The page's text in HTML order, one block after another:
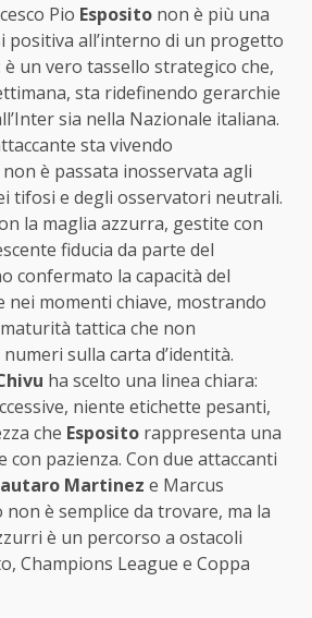
Pio Esposito non è più una
positiva all’interno di un progetto
un vero tassello strategico che,
sta ridefinendo gerarchie
sia nella Nazionale italiana.
sta vivendo
non è passata inosservata agli
tifosi e degli osservatori neutrali.
la maglia azzurra, gestite con
fiducia da parte del
confermato la capacità del
nei momenti chiave, mostrando
tattica che non
sulla carta d’identità.
ha scelto una linea chiara:
niente etichette pesanti,
che Esposito rappresenta una
con pazienza. Con due attaccanti
Martinez e Marcus
non è semplice da trovare, ma la
è un percorso a ostacoli
Champions League e Coppa